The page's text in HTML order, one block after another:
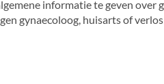
informatie te geven
gynaecoloog, huisarts of